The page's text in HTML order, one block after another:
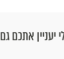
יעניין אתכם גם